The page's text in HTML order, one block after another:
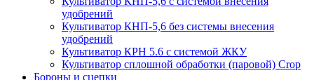
удобрений
Культиватор КНП-5,6 без системы внесения
удобрений
Культиватор КРН 5.6 с системой ЖКУ
Культиватор сплошной обработки (паровой) Crop
Бороны и сцепки